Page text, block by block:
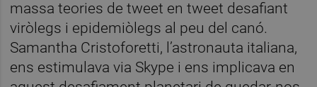
massa teories de tweet en tweet desafiant
viròlegs i epidemiòlegs al peu del canó.
Samantha Cristoforetti, l’astronauta italiana,
ens estimulava via Skype i ens implicava en